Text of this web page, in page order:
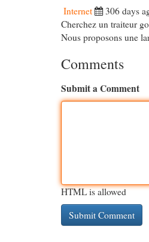
Internet 306 days
Cherchez un traiteur
Nous proposons une
Comments
Submit a Comment
HTML is allowed